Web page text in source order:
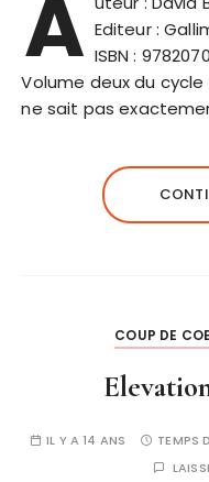
A Editeur :
ISBN :
Volume deux du cycle
ne sait pas
COUP DE
IL Y A 14 ANS TEMPS